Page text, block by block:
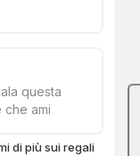
questa
che ami
di più sui regali